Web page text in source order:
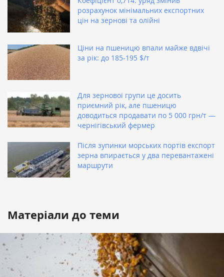
розрахунок мінімальних експортних
цін на зернові та олійні
Ціни на пшеницю впали майже вдвічі
за рік: до 185-195 $/т
Для зернової групи це досить
приємний рік, але пшеницю
доводиться продавати по 5 000 грн/т —
чернігівський фермер
Після зупинки морських портів експорт
зерна впирається у два перевантажені
маршрути
Матеріали до теми